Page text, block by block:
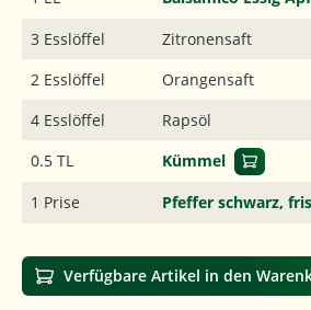
3 Esslöffel
Zitronensaft
2 Esslöffel
Orangensaft
4 Esslöffel
Rapsöl
0.5 TL
Kümmel
1 Prise
Pfeffer schwarz,
Verfügbare Artikel in den